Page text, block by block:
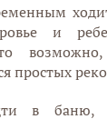
и
простых
в баню,